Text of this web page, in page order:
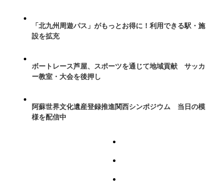
「北九州周遊パス」がもっとお得に！利用できる駅・施
設を拡充
ボートレース芦屋、スポーツを通じて地域貢献 サッカ
ー教室・大会を後押し
阿蘇世界文化遺産登録推進関西シンポジウム 当日の模
様を配信中